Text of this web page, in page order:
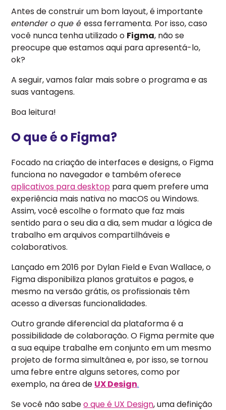
Antes de construir um bom layout, é importante
entender o que éessa ferramenta. Por isso, caso
você nunca tenha utilizado o Figma, não se
preocupe que estamos aqui para apresentá-lo,
ok?
A seguir, vamos falar mais sobre o programa e as
suas vantagens.
Boa leitura!
O que é o Figma?
Focado na criação de interfaces e designs, o Figma
funciona no navegador e também oferece
aplicativos para desktop para quem prefere uma
experiência mais nativa no macOS ou Windows.
Assim, você escolhe o formato que faz mais
sentido para o seu dia a dia, sem mudar a lógica de
trabalho em arquivos compartilháveis e
colaborativos.
Lançado em 2016 por Dylan Field e Evan Wallace, o
Figma disponibiliza planos gratuitos e pagos, e
mesmo na versão grátis, os profissionais têm
acesso a diversas funcionalidades.
Outro grande diferencial da plataforma é a
possibilidade de colaboração. O Figma permite que
a sua equipe trabalhe em conjunto em um mesmo
projeto de forma simultânea e, por isso, se tornou
uma febre entre alguns setores, como por
exemplo, na área de UX Design.
Se você não sabeo que é UX Design, uma definição